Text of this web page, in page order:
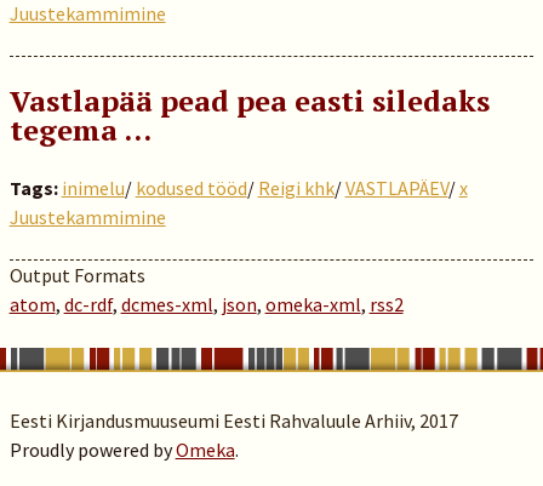
Juustekammimine
Vastlapää pead pea easti siledaks
tegema …
Tags: inimelu/ kodused tööd/ Reigi khk/VASTLAPÄEV/x
Juustekammimine
Output Formats
atom, dc-rdf, dcmes-xml, json, omeka-xml, rss2
Eesti Kirjandusmuuseumi Eesti Rahvaluule Arhiiv, 2017
Proudly powered byOmeka.